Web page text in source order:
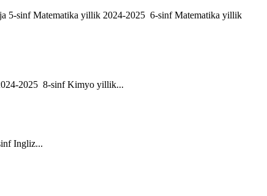
5-sinf Matematika yillik 2024-2025 6-sinf Matematika yillik
2025 8-sinf Kimyo yillik...
Ingliz...